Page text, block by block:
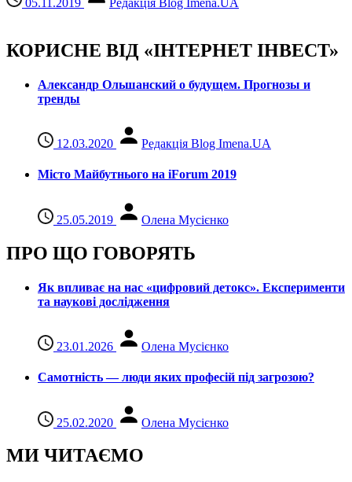
КОРИСНЕ ВІД «ІНТЕРНЕТ ІНВЕСТ»
Александр Ольшанский о будущем. Прогнозы и
тренды
12.03.2020 Редакція Blog Imena.UA
Місто Майбутнього на iForum 2019
25.05.2019 Олена Мусієнко
ПРО ЩО ГОВОРЯТЬ
Як впливає на нас «цифровий детокс». Експерименти
та наукові дослідження
23.01.2026 Олена Мусієнко
Самотність — люди яких професій під загрозою?
25.02.2020 Олена Мусієнко
МИ ЧИТАЄМО